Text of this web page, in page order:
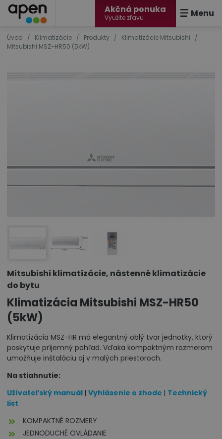
Akčná ponuka
Využite zľavu Menu
Úvod / Klimatizácie / Produkty / Klimatizácie Mitsubishi
/
Mitsubishi MSZ-HR50 (5kW)
Mitsubishi klimatizácie, nástenné klimatizácie
do bytu
Klimatizácia Mitsubishi MSZ-HR50
(5kW)
Klimatizácia MSZ-HR má elegantný oblý tvar jednotky, ktorý
poskytuje príjemný pohľad. Vďaka kompaktným rozmerom
umožňuje inštaláciu aj v malých priestoroch.
Na stiahnutie:
Užívateľský manuál | Vyhlásenie o zhode | Technický
list
KOMPAKTNÉ ROZMERY
JEDNODUCHÉ OVLÁDANIE